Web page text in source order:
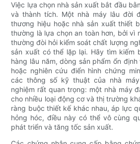
Việc lựa chọn nhà sản xuất bắt đầu
và thành tích. Một nhà máy lâu đời
thương hiệu hoặc nhà sản xuất thiết
thường là lựa chọn an toàn hơn, bởi vì
thường đòi hỏi kiểm soát chất lượng
sản xuất có thể lặp lại. Hãy tìm kiếm
hàng lâu năm, dòng sản phẩm ổn
hoặc nghiên cứu điển hình chứng
các thông số kỹ thuật của nhà
nghiệm rất quan trọng: một nhà máy
cho nhiều loại động cơ và thị trường
ràng buộc thiết kế khác nhau, áp lực
hỏng hóc, điều này có thể vô cùng
phát triển và tăng tốc sản xuất.